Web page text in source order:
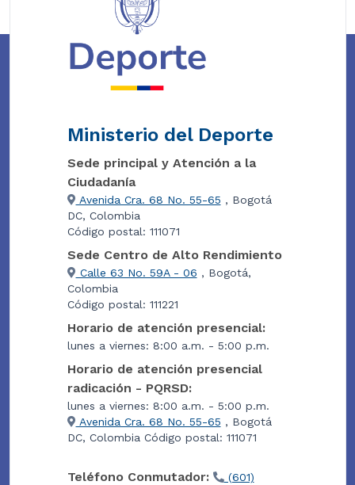
Ministerio del Deporte
Sede principal y Atención a la
Ciudadanía
Avenida Cra. 68 No. 55-65 , Bogotá
DC, Colombia
Código postal: 111071
Sede Centro de Alto Rendimiento
Calle 63 No. 59A - 06 , Bogotá,
Colombia
Código postal: 111221
Horario de atención presencial:
lunes a viernes: 8:00 a.m. - 5:00 p.m.
Horario de atención presencial
radicación - PQRSD:
lunes a viernes: 8:00 a.m. - 5:00 p.m.
Avenida Cra. 68 No. 55-65 , Bogotá
DC, Colombia Código postal: 111071
Teléfono Conmutador:
(601)